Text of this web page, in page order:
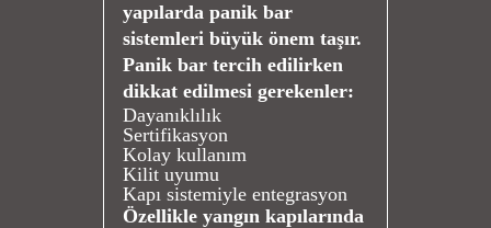
yapılarda panik bar
sistemleri büyük önem taşır.
Panik bar tercih edilirken
dikkat edilmesi gerekenler:
Dayanıklılık
Sertifikasyon
Kolay kullanım
Kilit uyumu
Kapı sistemiyle entegrasyon
Özellikle yangın kapılarında